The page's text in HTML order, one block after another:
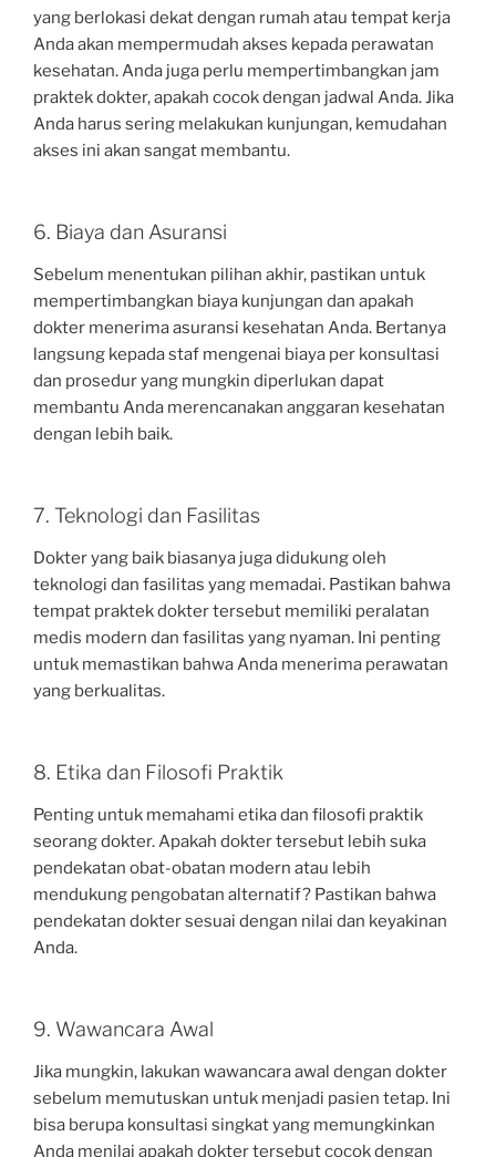
yang berlokasi dekat dengan rumah atau tempat kerja
Anda akan mempermudah akses kepada perawatan
kesehatan. Anda juga perlu mempertimbangkan jam
praktek dokter, apakah cocok dengan jadwal Anda. Jika
Anda harus sering melakukan kunjungan, kemudahan
akses ini akan sangat membantu.
6. Biaya dan Asuransi
Sebelum menentukan pilihan akhir, pastikan untuk
mempertimbangkan biaya kunjungan dan apakah
dokter menerima asuransi kesehatan Anda. Bertanya
langsung kepada staf mengenai biaya per konsultasi
dan prosedur yang mungkin diperlukan dapat
membantu Anda merencanakan anggaran kesehatan
dengan lebih baik.
7. Teknologi dan Fasilitas
Dokter yang baik biasanya juga didukung oleh
teknologi dan fasilitas yang memadai. Pastikan bahwa
tempat praktek dokter tersebut memiliki peralatan
medis modern dan fasilitas yang nyaman. Ini penting
untuk memastikan bahwa Anda menerima perawatan
yang berkualitas.
8. Etika dan Filosofi Praktik
Penting untuk memahami etika dan filosofi praktik
seorang dokter. Apakah dokter tersebut lebih suka
pendekatan obat-obatan modern atau lebih
mendukung pengobatan alternatif? Pastikan bahwa
pendekatan dokter sesuai dengan nilai dan keyakinan
Anda.
9. Wawancara Awal
Jika mungkin, lakukan wawancara awal dengan dokter
sebelum memutuskan untuk menjadi pasien tetap. Ini
bisa berupa konsultasi singkat yang memungkinkan
Anda menilai apakah dokter tersebut cocok dengan